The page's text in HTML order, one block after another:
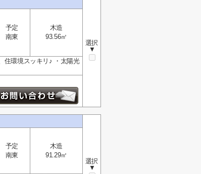
選択
▼
予定
南東
木造
93.56㎡
住環境スッキリ♪ ・太陽光
選択
▼
予定
南東
木造
91.29㎡